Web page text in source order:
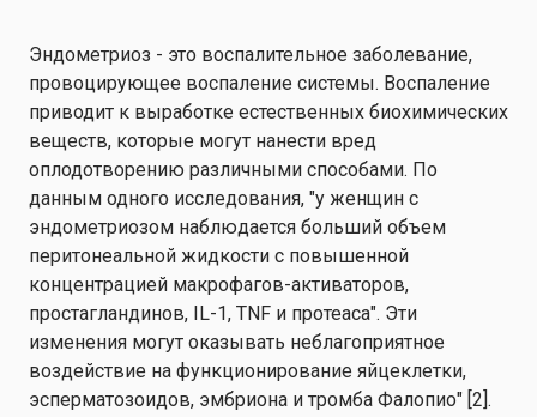
Эндометриоз - это воспалительное заболевание,
провоцирующее воспаление системы. Воспаление
приводит к выработке естественных биохимических
веществ, которые могут нанести вред
оплодотворению различными способами. По
данным одного исследования, "у женщин с
эндометриозом наблюдается больший объем
перитонеальной жидкости с повышенной
концентрацией макрофагов-активаторов,
простагландинов, IL-1, TNF и протеаса". Эти
изменения могут оказывать неблагоприятное
воздействие на функционирование яйцеклетки,
эсперматозоидов, эмбриона и тромба Фалопио" [2].